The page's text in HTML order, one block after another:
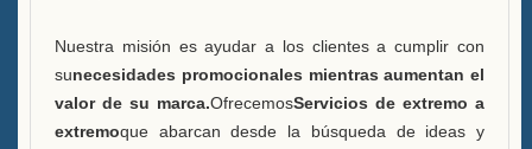
Contáctanos
Nuestra misión es ayudar a los clientes a cumplir con
sunecesidades promocionales mientras aumentan el
valor de su marca.OfrecemosServicios de extremo a
extremoque abarcan desde la búsqueda de ideas y